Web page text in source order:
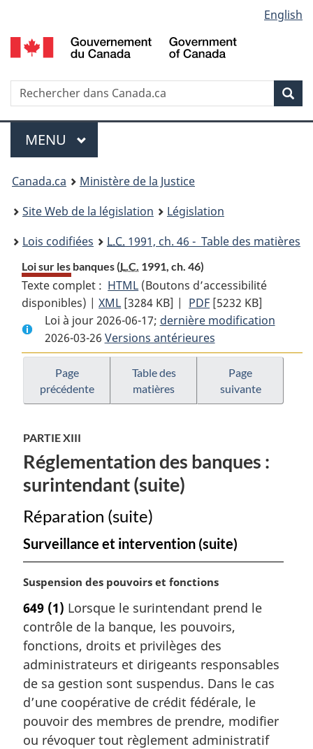
au
contenu
propos
de
la
HTML
simplifiée
selection
English
Recherche
Menu
MENU PRINCIPAL
You
are
here:
Canada.ca
Ministère de la Justice
Site Web de la législation
Législation
Lois codifiées
L.C. 1991, ch. 46 - Table des matières
Loi sur les banques (L.C. 1991, ch. 46)
Texte complet : HTML Texte
complet
:
Loi
sur
les
banques
(Boutons d’accessibilité
disponibles) |XML Texte
complet
:
Loi
sur
les
banques
[3284 KB] | PDF Texte
complet
:
Loi
les
banques
[5232 KB]
Loi à jour 2026-06-17; dernière modification
2026-03-26 Versions antérieures
Page
précédente
Table des
matières
Page
suivante
PARTIE XIII
Réglementation des banques :
surintendant (suite)
Réparation (suite)
Surveillance et intervention (suite)
N
t
e
m
a
g
i
n
a
Suspension des pouvoirs et fonctions
649 (1) Lorsque le surintendant prend le
contrôle de la banque, les pouvoirs,
fonctions, droits et privilèges des
administrateurs et dirigeants responsables
de sa gestion sont suspendus. Dans le cas
d’une coopérative de crédit fédérale, le
pouvoir des membres de prendre, modifier
ou révoquer tout règlement administratif